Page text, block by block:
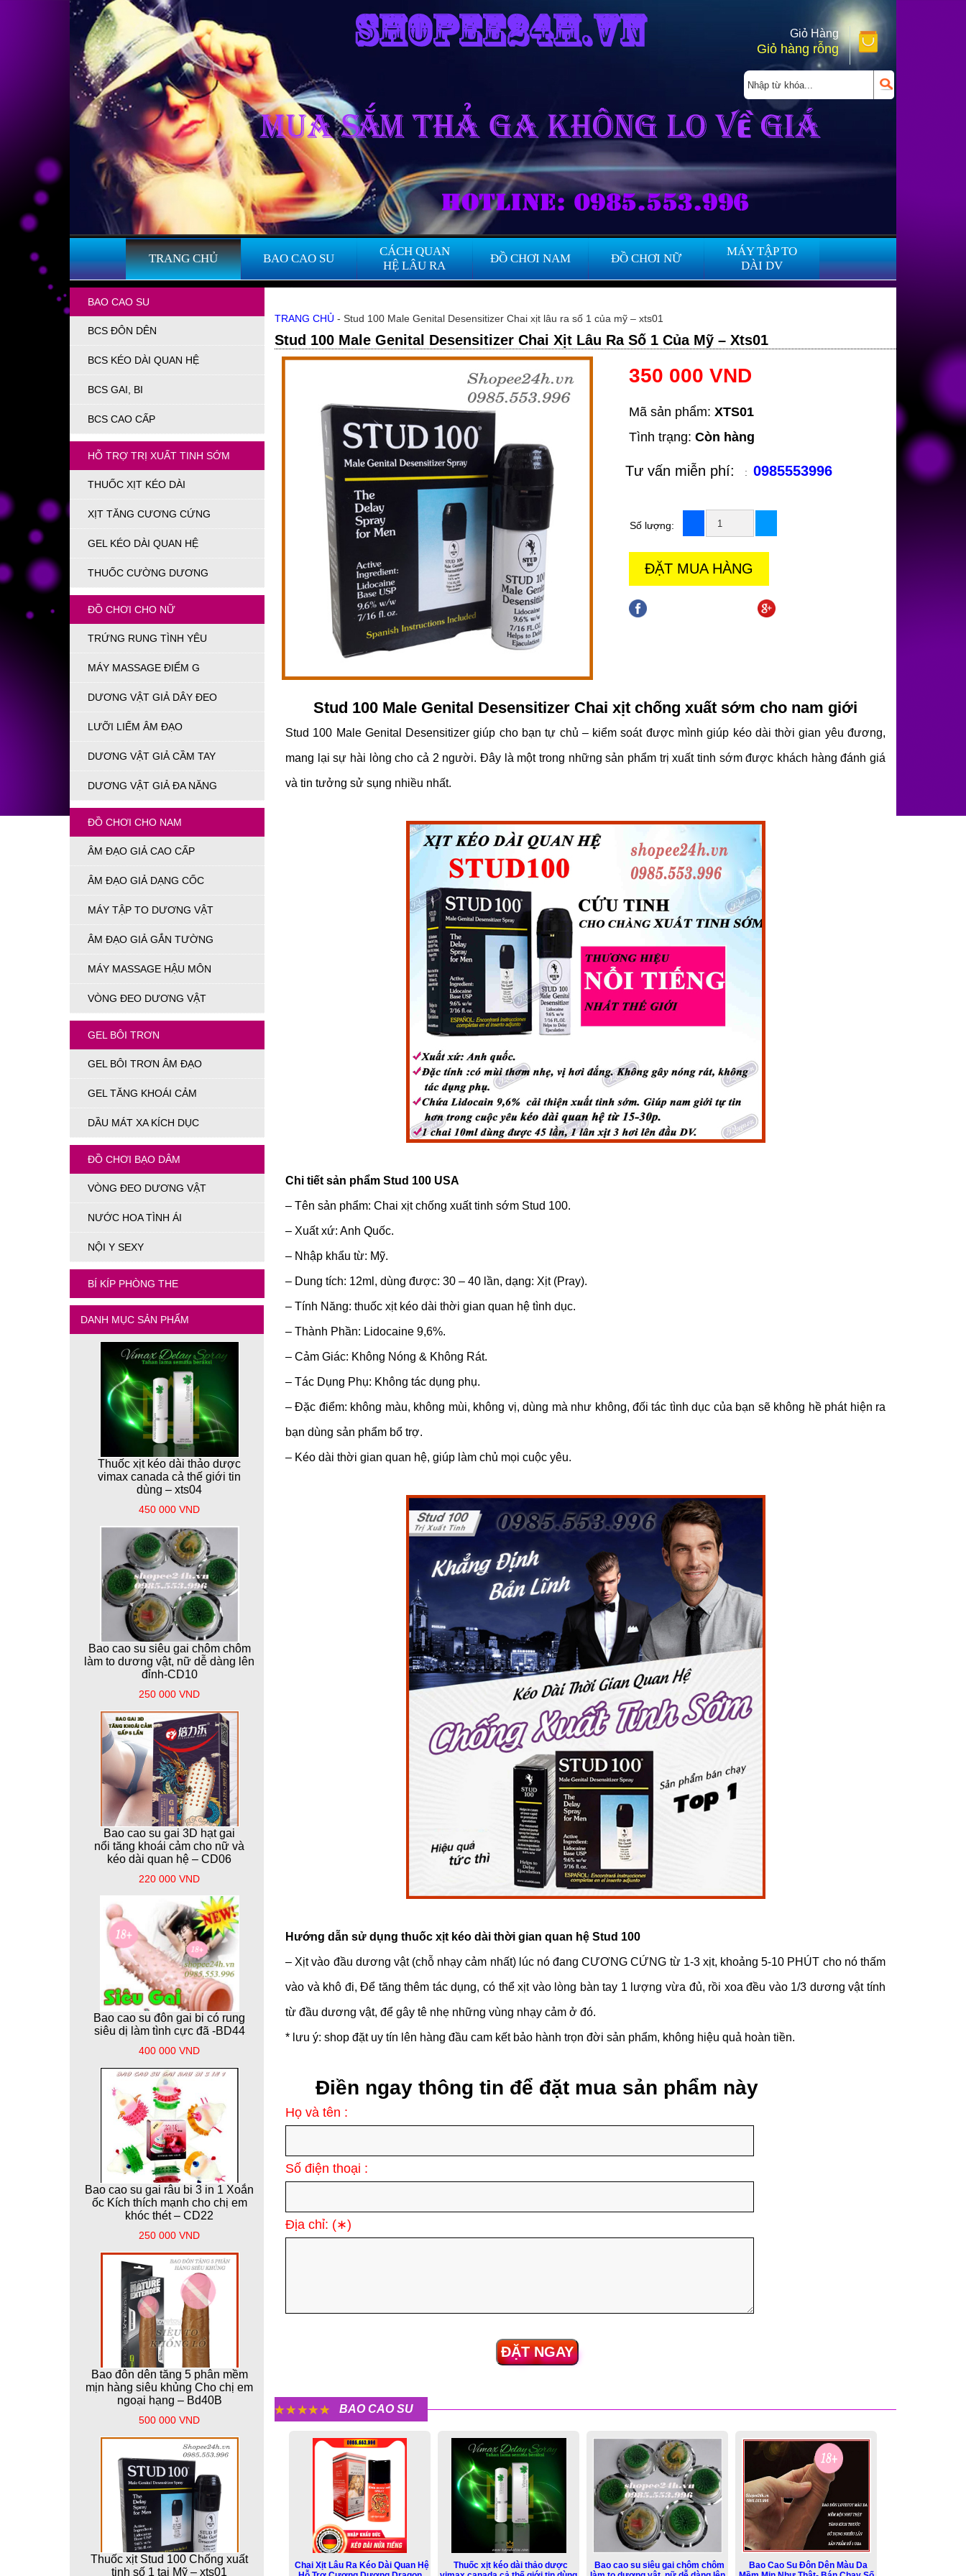
Giỏ Hàng
Giỏ hàng rỗng
TRANG CHỦ BAO CAO SU
CÁCH QUAN
HỆ LÂU RA
ĐỒ CHƠI NAM ĐỒ CHƠI NỮ
MÁY TẬP TO
DÀI DV
BAO CAO SU
BCS ĐÔN DÊN
BCS KÉO DÀI QUAN HỆ
BCS GAI, BI
BCS CAO CẤP
HỖ TRỢ TRỊ XUẤT TINH SỚM
THUỐC XỊT KÉO DÀI
XỊT TĂNG CƯƠNG CỨNG
GEL KÉO DÀI QUAN HỆ
THUỐC CƯỜNG DƯƠNG
ĐỒ CHƠI CHO NỮ
TRỨNG RUNG TÌNH YÊU
MÁY MASSAGE ĐIỂM G
DƯƠNG VẬT GIẢ DÂY ĐEO
LƯỠI LIẾM ÂM ĐẠO
DƯƠNG VẬT GIẢ CẦM TAY
DƯƠNG VẬT GIẢ ĐA NĂNG
ĐỒ CHƠI CHO NAM
ÂM ĐẠO GIẢ CAO CẤP
ÂM ĐẠO GIẢ DẠNG CỐC
MÁY TẬP TO DƯƠNG VẬT
ÂM ĐẠO GIẢ GẮN TƯỜNG
MÁY MASSAGE HẬU MÔN
VÒNG ĐEO DƯƠNG VẬT
GEL BÔI TRƠN
GEL BÔI TRƠN ÂM ĐẠO
GEL TĂNG KHOÁI CẢM
DẦU MÁT XA KÍCH DỤC
ĐỒ CHƠI BẠO DÂM
VÒNG ĐEO DƯƠNG VẬT
NƯỚC HOA TÌNH ÁI
NỘI Y SEXY
BÍ KÍP PHÒNG THE
DANH MỤC SẢN PHẨM
Thuốc xịt kéo dài thảo dược
vimax canada cả thế giới tin
dùng – xts04
450 000 VND
Bao cao su siêu gai chôm chôm
làm to dương vật, nữ dễ dàng lên
đỉnh-CD10
250 000 VND
Bao cao su gai 3D hạt gai
nổi tăng khoái cảm cho nữ và
kéo dài quan hệ – CD06
220 000 VND
Bao cao su đôn gai bi có rung
siêu dị làm tình cực đã -BD44
400 000 VND
Bao cao su gai râu bi 3 in 1 Xoắn
ốc Kích thích mạnh cho chị em
khóc thét – CD22
250 000 VND
Bao đôn dên tăng 5 phân mềm
mịn hàng siêu khủng Cho chị em
ngoại hạng – Bd40B
500 000 VND
Thuốc xịt Stud 100 Chống xuất
tinh số 1 tại Mỹ – xts01
TRANG CHỦ - Stud 100 Male Genital Desensitizer Chai xịt lâu ra số 1 của mỹ – xts01
Stud 100 Male Genital Desensitizer Chai Xịt Lâu Ra Số 1 Của Mỹ – Xts01
350 000 VND
Mã sản phẩm: XTS01
Tình trạng: Còn hàng
Tư vấn miễn phí: :0985553996
Số lượng:
ĐẶT MUA HÀNG
Stud 100 Male Genital Desensitizer Chai xịt chống xuất sớm cho nam giới
Stud 100 Male Genital Desensitizer giúp cho bạn tự chủ – kiểm soát được mình giúp kéo dài thời gian yêu đương,
mang lại sự hài lòng cho cả 2 người. Đây là một trong những sản phẩm trị xuất tinh sớm được khách hàng đánh giá
và tin tưởng sử sụng nhiều nhất.
Chi tiết sản phẩm Stud 100 USA
– Tên sản phẩm: Chai xịt chống xuất tinh sớm Stud 100.
– Xuất xứ: Anh Quốc.
– Nhập khẩu từ: Mỹ.
– Dung tích: 12ml, dùng được: 30 – 40 lần, dạng: Xịt (Pray).
– Tính Năng: thuốc xịt kéo dài thời gian quan hệ tình dục.
– Thành Phần: Lidocaine 9,6%.
– Cảm Giác: Không Nóng & Không Rát.
– Tác Dụng Phụ: Không tác dụng phụ.
– Đặc điểm: không màu, không mùi, không vị, dùng mà như không, đối tác tình dục của bạn sẽ không hề phát hiện ra
bạn dùng sản phẩm bổ trợ.
– Kéo dài thời gian quan hệ, giúp làm chủ mọi cuộc yêu.
Hướng dẫn sử dụng thuốc xịt kéo dài thời gian quan hệ Stud 100
– Xịt vào đầu dương vật (chỗ nhạy cảm nhất) lúc nó đang CƯƠNG CỨNG từ 1-3 xịt, khoảng 5-10 PHÚT cho nó thấm
vào và khô đi, Để tăng thêm tác dụng, có thể xịt vào lòng bàn tay 1 lượng vừa đủ, rồi xoa đều vào 1/3 dương vật tính
từ đầu dương vật, để gây tê nhẹ những vùng nhạy cảm ở đó.
* lưu ý: shop đặt uy tín lên hàng đầu cam kết bảo hành trọn đời sản phẩm, không hiệu quả hoàn tiền.
Điền ngay thông tin để đặt mua sản phẩm này
Họ và tên :
Số điện thoại :
Địa chỉ: (∗)
ĐẶT NGAY
BAO CAO SU
Chai Xịt Lâu Ra Kéo Dài Quan Hệ
Thuốc xịt kéo dài thảo dược
Bao cao su siêu gai chôm chôm
Bao Cao Su Đôn Dên Màu Da